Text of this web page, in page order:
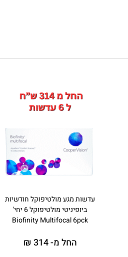
עדשות מגע מולטיפוקל חודשיות
ביופיניטי מולטיפוקל 6 יחי'
Biofinity Multifocal 6pck
החל מ- 314 ₪